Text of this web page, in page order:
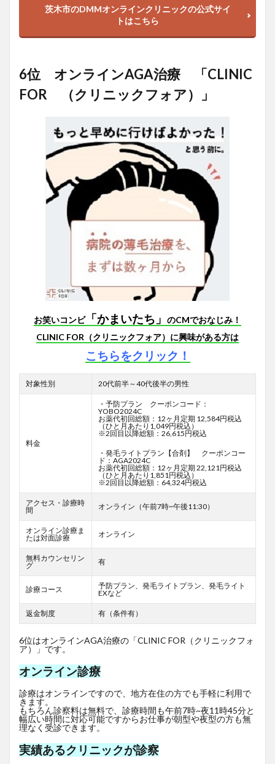
茨木市のDMMオンラインクリニックの公式サイ
トはこちら
6位 オンラインAGA治療 「CLINIC
FOR （クリニックフォア）」
お笑いコンビ「かまいたち」 のCMでおなじみ！
CLINIC FOR（クリニックフォア）に興味がある方は
こちらをクリック！
対象性別 20代前半～40代後半の男性
料金
・予防プラン クーポンコード：
YOBO2024C
お薬代初回総額：12ヶ月定期 12,584円税込
（ひと月あたり1,049円税込）
※2回目以降総額：26,615円税込
・発毛ライトプラン【合剤】 クーポンコー
ド：AGA2024C
お薬代初回総額：12ヶ月定期 22,121円税込
（ひと月あたり1,851円税込）
※2回目以降総額：64,324円税込
アクセス・診療時
間
オンライン（午前7時~午後11:30）
オンライン診療ま
たは対面診療
オンライン
無料カウンセリン
グ
有
診療コース
予防プラン、発毛ライトプラン、発毛ライト
EXなど
返金制度 有（条件有）
6位はオンラインAGA治療の「CLINIC FOR（クリニックフォ
ア）」です。
オンライン診療
診療はオンラインですので、地方在住の方でも手軽に利用で
きます。
もちろん診察料は無料で、診療時間も午前7時~夜11時45分と
幅広い時間に対応可能ですからお仕事が朝型や夜型の方も無
理なく受診できます。
実績あるクリニックが診察